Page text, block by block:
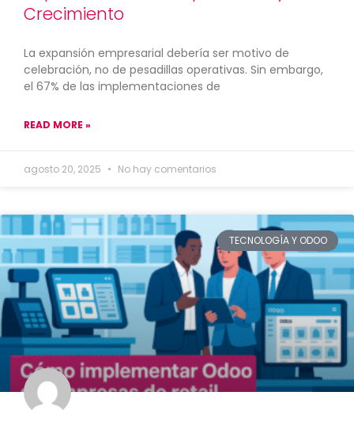
Crecimiento
La expansión empresarial debería ser motivo de
celebración, no de pesadillas operativas. Sin embargo,
el 67% de las implementaciones de
READ MORE »
agosto 20, 2025 No hay comentarios
TECNOLOGÍA Y ODOO